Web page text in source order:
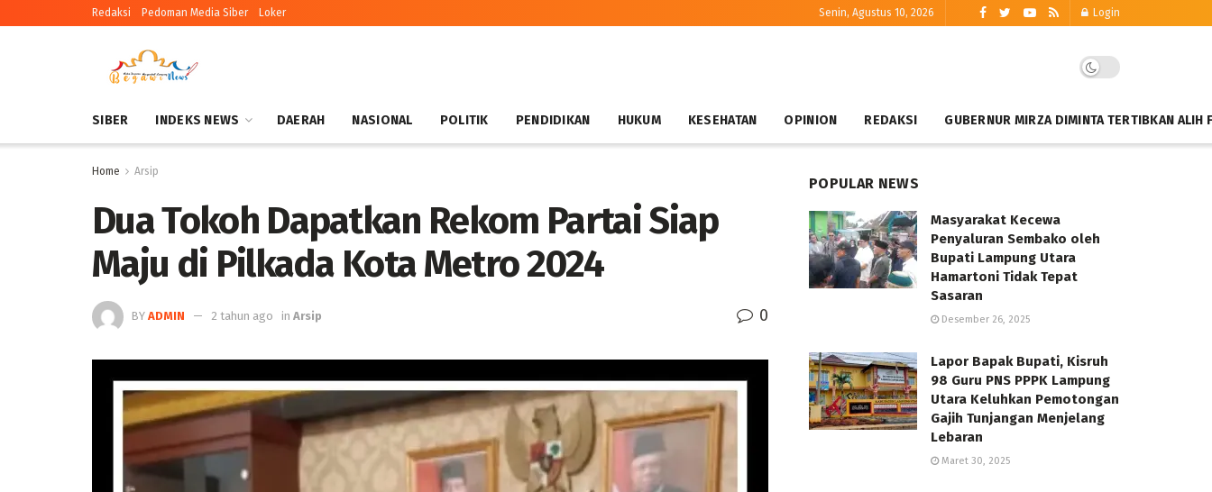
Redaksi Pedoman Media Siber Loker Senin, Agustus 10, 2026 Login
SIBER INDEKS NEWS DAERAH NASIONAL POLITIK PENDIDIKAN HUKUM KESEHATAN OPINION REDAKSI GUBERNUR MIRZA DIMINTA TERTIBKAN ALIH
Home Arsip
Dua Tokoh Dapatkan Rekom Partai Siap
Maju di Pilkada Kota Metro 2024
BY ADMIN 2 tahun ago in Arsip 0
POPULAR NEWS
Masyarakat Kecewa
Penyaluran Sembako oleh
Bupati Lampung Utara
Hamartoni Tidak Tepat
Sasaran
Desember 26, 2025
Lapor Bapak Bupati, Kisruh
98 Guru PNS PPPK Lampung
Utara Keluhkan Pemotongan
Gajih Tunjangan Menjelang
Lebaran
Maret 30, 2025